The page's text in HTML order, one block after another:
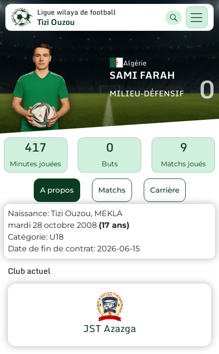
Ligue wilaya de football
Tizi Ouzou
Algérie
SAMI FARAH
MILIEU-DÉFENSIF 0
417
Minutes jouées
0
Buts
9
Matchs joués
A propos Matchs Carrière
Naissance: Tizi Ouzou, MEKLA
mardi 28 octobre 2008 (17 ans)
Catégorie: U18
Date de fin de contrat: 2026-06-15
Club actuel
JST Azazga